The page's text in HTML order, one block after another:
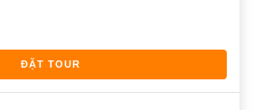
ĐẶT TOUR